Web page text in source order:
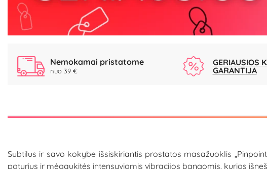
Nemokamai pristatome
nuo 39 €
GERIAUSIOS
GARANTIJA
Subtilus ir savo kokybe išsiskiriantis prostatos masažuoklis
potyrius ir mėgaukitės intensyviomis vibracijos bangomis, kurios